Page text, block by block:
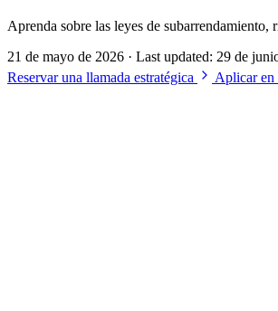
Aprenda sobre las leyes de subarrendamiento,
21 de mayo de 2026 · Last updated: 29 de
Reservar una llamada estratégica
Aplicar en